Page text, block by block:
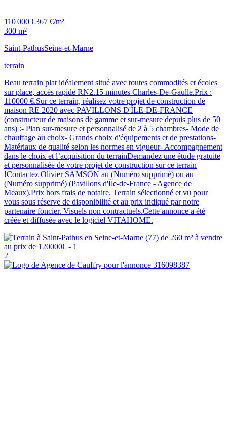
110 000 €367 €/m²
300 m²
Saint-PathusSeine-et-Marne
terrain
Beau terrain plat idéalement situé avec toutes commodités et écoles
sur place, accès rapide RN2.15 minutes Charles-De-Gaulle.Prix :
110000 €.Sur ce terrain, réalisez votre projet de construction de
maison RE 2020 avec PAVILLONS D'ÎLE-DE-FRANCE
(constructeur de maisons de gamme et sur-mesure depuis plus de 50
ans) :- Plan sur-mesure et personnalisé de 2 à 5 chambres- Mode de
chauffage au choix- Grands choix d'équipements et de prestations-
Matériaux de qualité selon les normes en vigueur- Accompagnement
dans le choix et l’acquisition du terrainDemandez une étude gratuite
et personnalisée de votre projet de construction sur ce terrain
!Contactez Olivier SAMSON au (Numéro supprimé) ou au
(Numéro supprimé) (Pavillons d'Île-de-France - Agence de
Meaux).Prix hors frais de notaire. Terrain sélectionné et vu pour
vous sous réserve de disponibilité et au prix indiqué par notre
partenaire foncier. Visuels non contractuels.Cette annonce a été
créée et diffusée avec le logiciel VITAHOME.
2